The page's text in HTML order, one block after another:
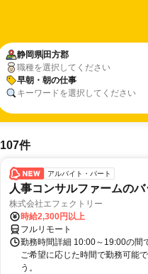
静岡県 田方郡
職種を選択してください
早朝・朝の仕事
キーワードを選択してください
107件
アルバイト・パート
人事コンサルファームの
株式会社エフェクトリー
時給2,300円以上
フルリモート
勤務時間詳細 10:00～19:00の間
ご希望に応じた時間で勤務可能
う。